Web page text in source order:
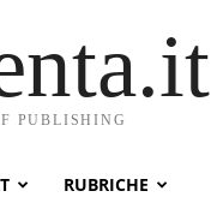
PUBLISHING
RUBRICHE